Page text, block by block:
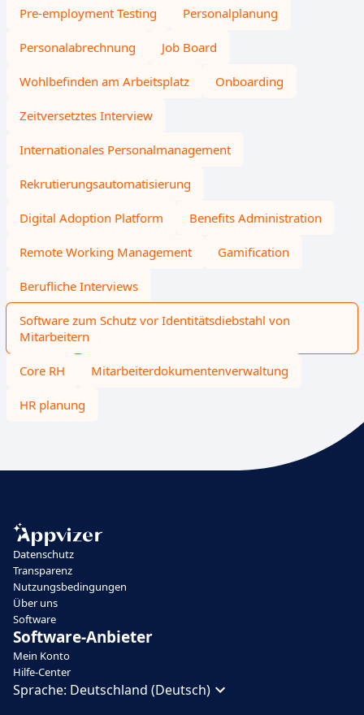
Pre-employment Testing Personalplanung
Personalabrechnung Job Board
Wohlbefinden am Arbeitsplatz Onboarding
Zeitversetztes Interview
Internationales Personalmanagement
Rekrutierungsautomatisierung
Digital Adoption Platform Benefits Administration
Remote Working Management Gamification
Berufliche Interviews
Software zum Schutz vor Identitätsdiebstahl von
Mitarbeitern
Core RH Mitarbeiterdokumentenverwaltung
HR planung
Datenschutz
Transparenz
Nutzungsbedingungen
Über uns
Software
Software-Anbieter
Mein Konto
Hilfe-Center
Sprache: Deutschland (Deutsch)